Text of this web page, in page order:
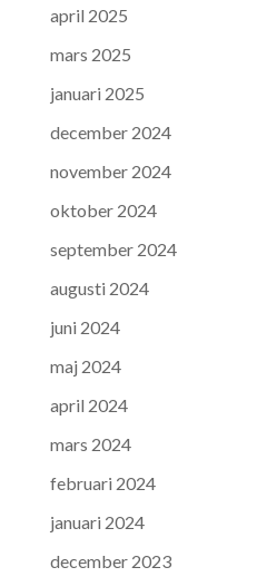
april 2025
mars 2025
januari 2025
december 2024
november 2024
oktober 2024
september 2024
augusti 2024
juni 2024
maj 2024
april 2024
mars 2024
februari 2024
januari 2024
december 2023